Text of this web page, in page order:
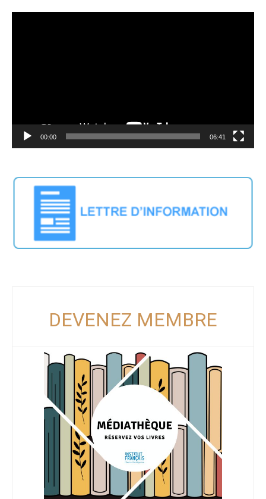
00:00 06:41
DEVENEZ MEMBRE